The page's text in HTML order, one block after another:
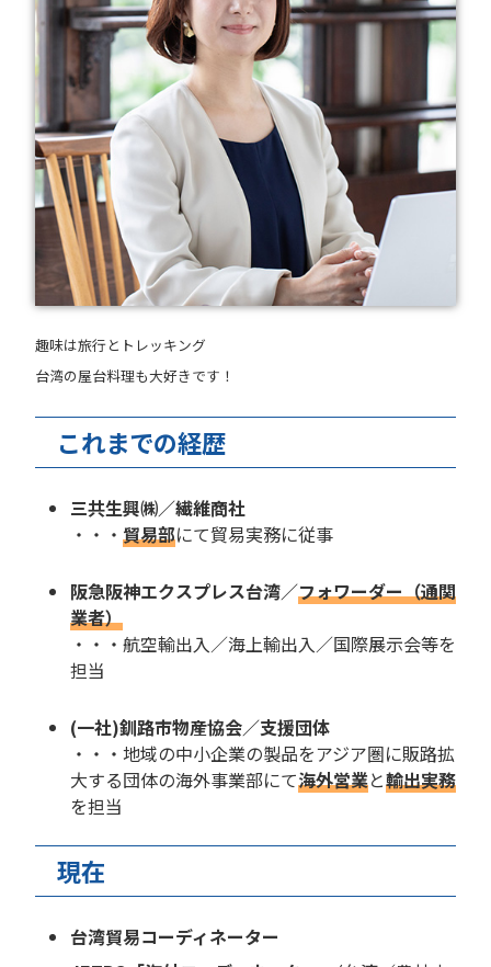
趣味は旅行とトレッキング
台湾の屋台料理も大好きです！
これまでの経歴
三共生興㈱／繊維商社
・・・ 貿易部にて貿易実務に従事
阪急阪神エクスプレス台湾／フォワーダー（通関
業者）
・・・航空輸出入／海上輸出入／国際展示会等を
担当
(一社)釧路市物産協会／支援団体
・・・地域の中小企業の製品をアジア圏に販路拡
大する団体の海外事業部にて海外営業と輸出実務
を担当
現在
台湾貿易コーディネーター